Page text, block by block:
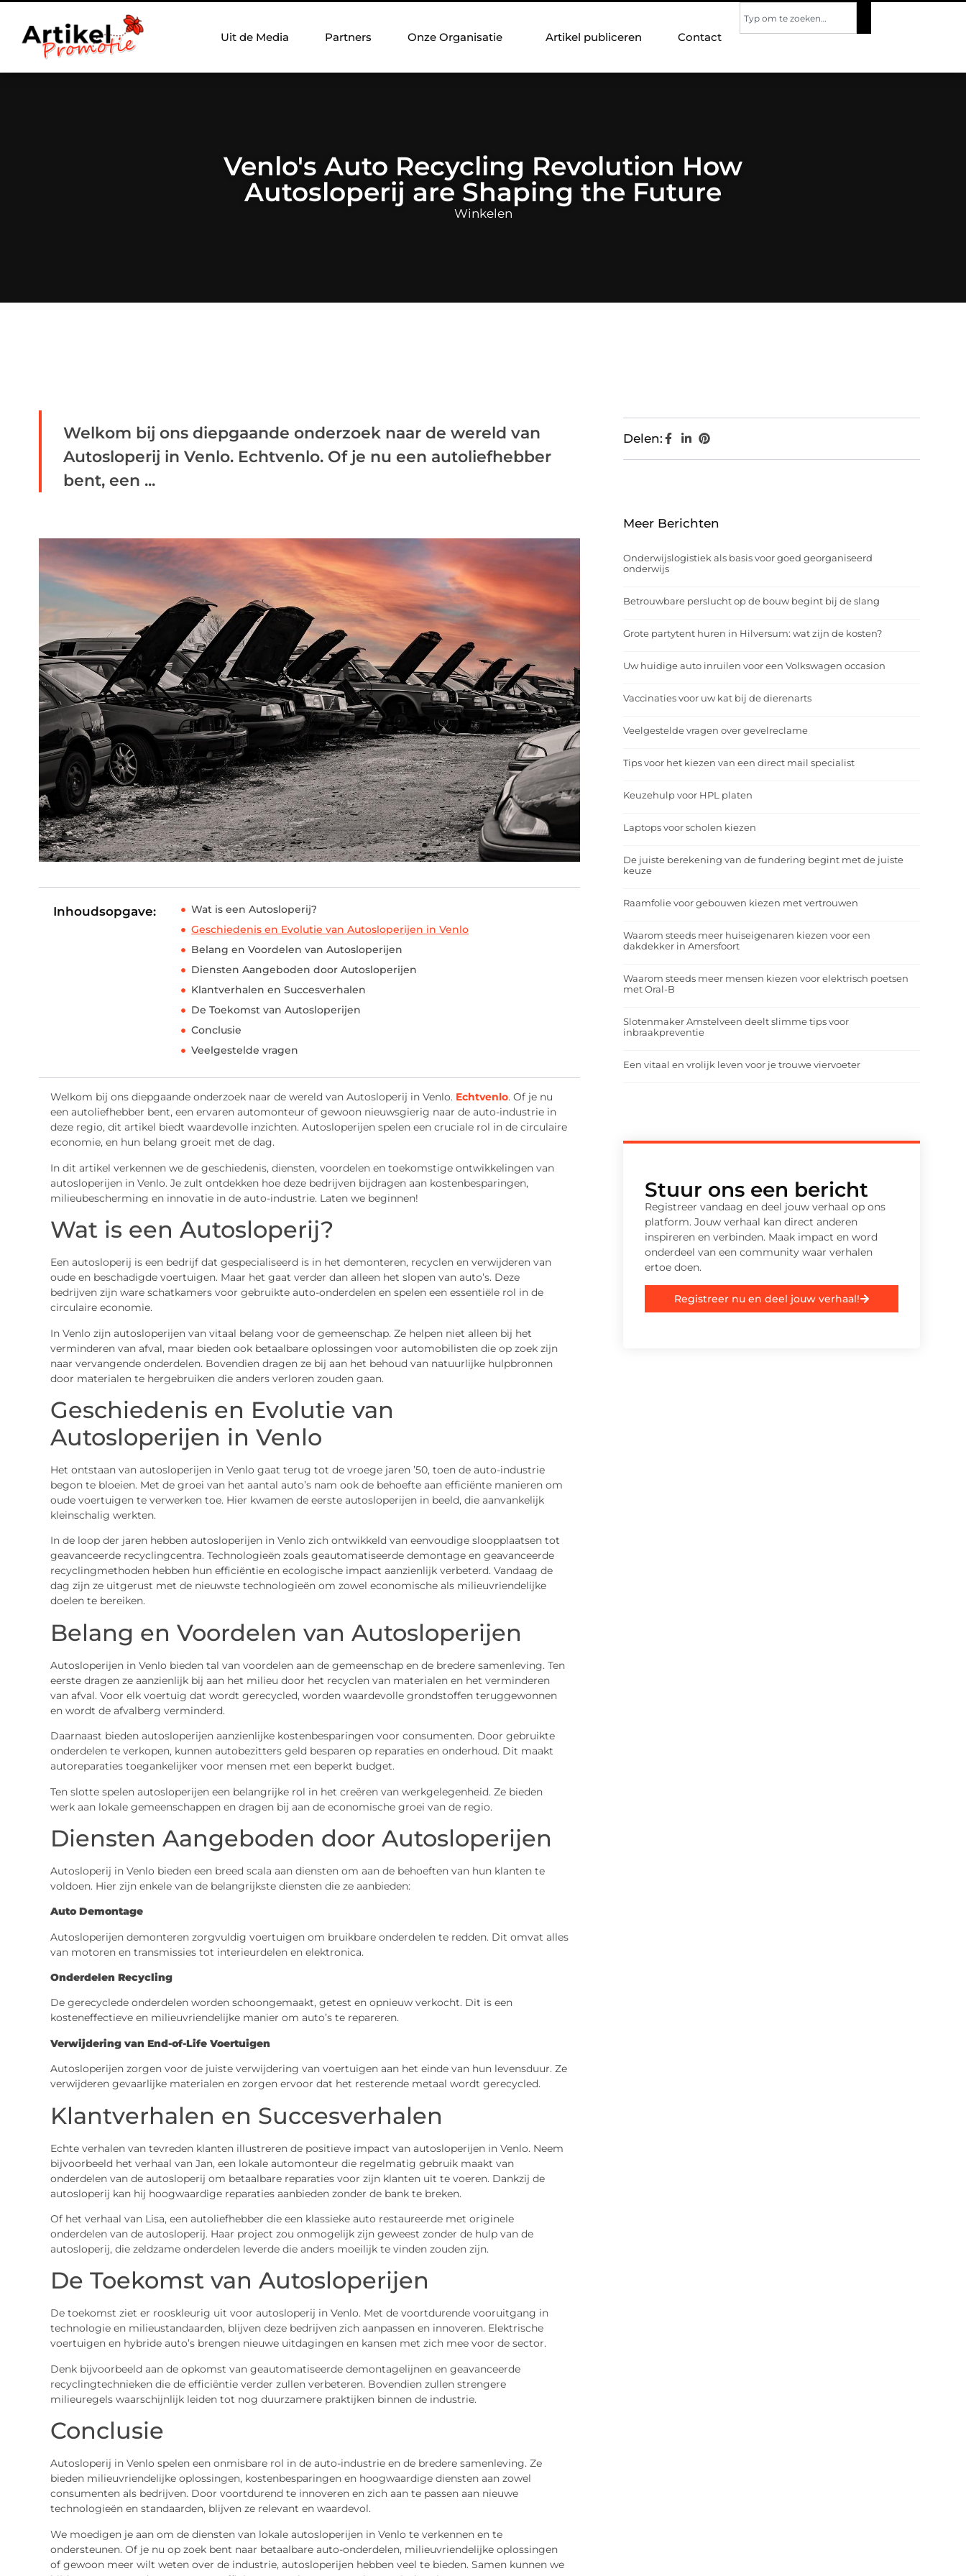
Uit de Media Partners Onze Organisatie Artikel publiceren Contact
Venlo's Auto Recycling Revolution How
Autosloperij are Shaping the Future
Winkelen
Welkom bij ons diepgaande onderzoek naar de wereld van
Autosloperij in Venlo. Echtvenlo. Of je nu een autoliefhebber
bent, een ...
Inhoudsopgave:
Wat is een Autosloperij?
Geschiedenis en Evolutie van Autosloperijen in Venlo
Belang en Voordelen van Autosloperijen
Diensten Aangeboden door Autosloperijen
Klantverhalen en Succesverhalen
De Toekomst van Autosloperijen
Conclusie
Veelgestelde vragen
Welkom bij ons diepgaande onderzoek naar de wereld van Autosloperij in Venlo. Echtvenlo. Of je nu
een autoliefhebber bent, een ervaren automonteur of gewoon nieuwsgierig naar de auto-industrie in
deze regio, dit artikel biedt waardevolle inzichten. Autosloperijen spelen een cruciale rol in de circulaire
economie, en hun belang groeit met de dag.
In dit artikel verkennen we de geschiedenis, diensten, voordelen en toekomstige ontwikkelingen van
autosloperijen in Venlo. Je zult ontdekken hoe deze bedrijven bijdragen aan kostenbesparingen,
milieubescherming en innovatie in de auto-industrie. Laten we beginnen!
Wat is een Autosloperij?
Een autosloperij is een bedrijf dat gespecialiseerd is in het demonteren, recyclen en verwijderen van
oude en beschadigde voertuigen. Maar het gaat verder dan alleen het slopen van auto’s. Deze
bedrijven zijn ware schatkamers voor gebruikte auto-onderdelen en spelen een essentiële rol in de
circulaire economie.
In Venlo zijn autosloperijen van vitaal belang voor de gemeenschap. Ze helpen niet alleen bij het
verminderen van afval, maar bieden ook betaalbare oplossingen voor automobilisten die op zoek zijn
naar vervangende onderdelen. Bovendien dragen ze bij aan het behoud van natuurlijke hulpbronnen
door materialen te hergebruiken die anders verloren zouden gaan.
Geschiedenis en Evolutie van
Autosloperijen in Venlo
Het ontstaan van autosloperijen in Venlo gaat terug tot de vroege jaren ’50, toen de auto-industrie
begon te bloeien. Met de groei van het aantal auto’s nam ook de behoefte aan efficiënte manieren om
oude voertuigen te verwerken toe. Hier kwamen de eerste autosloperijen in beeld, die aanvankelijk
kleinschalig werkten.
In de loop der jaren hebben autosloperijen in Venlo zich ontwikkeld van eenvoudige sloopplaatsen tot
geavanceerde recyclingcentra. Technologieën zoals geautomatiseerde demontage en geavanceerde
recyclingmethoden hebben hun efficiëntie en ecologische impact aanzienlijk verbeterd. Vandaag de
dag zijn ze uitgerust met de nieuwste technologieën om zowel economische als milieuvriendelijke
doelen te bereiken.
Belang en Voordelen van Autosloperijen
Autosloperijen in Venlo bieden tal van voordelen aan de gemeenschap en de bredere samenleving. Ten
eerste dragen ze aanzienlijk bij aan het milieu door het recyclen van materialen en het verminderen
van afval. Voor elk voertuig dat wordt gerecycled, worden waardevolle grondstoffen teruggewonnen
en wordt de afvalberg verminderd.
Daarnaast bieden autosloperijen aanzienlijke kostenbesparingen voor consumenten. Door gebruikte
onderdelen te verkopen, kunnen autobezitters geld besparen op reparaties en onderhoud. Dit maakt
autoreparaties toegankelijker voor mensen met een beperkt budget.
Ten slotte spelen autosloperijen een belangrijke rol in het creëren van werkgelegenheid. Ze bieden
werk aan lokale gemeenschappen en dragen bij aan de economische groei van de regio.
Diensten Aangeboden door Autosloperijen
Autosloperij in Venlo bieden een breed scala aan diensten om aan de behoeften van hun klanten te
voldoen. Hier zijn enkele van de belangrijkste diensten die ze aanbieden:
Auto Demontage
Autosloperijen demonteren zorgvuldig voertuigen om bruikbare onderdelen te redden. Dit omvat alles
van motoren en transmissies tot interieurdelen en elektronica.
Onderdelen Recycling
De gerecyclede onderdelen worden schoongemaakt, getest en opnieuw verkocht. Dit is een
kosteneffectieve en milieuvriendelijke manier om auto’s te repareren.
Verwijdering van End-of-Life Voertuigen
Autosloperijen zorgen voor de juiste verwijdering van voertuigen aan het einde van hun levensduur. Ze
verwijderen gevaarlijke materialen en zorgen ervoor dat het resterende metaal wordt gerecycled.
Klantverhalen en Succesverhalen
Echte verhalen van tevreden klanten illustreren de positieve impact van autosloperijen in Venlo. Neem
bijvoorbeeld het verhaal van Jan, een lokale automonteur die regelmatig gebruik maakt van
onderdelen van de autosloperij om betaalbare reparaties voor zijn klanten uit te voeren. Dankzij de
autosloperij kan hij hoogwaardige reparaties aanbieden zonder de bank te breken.
Of het verhaal van Lisa, een autoliefhebber die een klassieke auto restaureerde met originele
onderdelen van de autosloperij. Haar project zou onmogelijk zijn geweest zonder de hulp van de
autosloperij, die zeldzame onderdelen leverde die anders moeilijk te vinden zouden zijn.
De Toekomst van Autosloperijen
De toekomst ziet er rooskleurig uit voor autosloperij in Venlo. Met de voortdurende vooruitgang in
technologie en milieustandaarden, blijven deze bedrijven zich aanpassen en innoveren. Elektrische
voertuigen en hybride auto’s brengen nieuwe uitdagingen en kansen met zich mee voor de sector.
Denk bijvoorbeeld aan de opkomst van geautomatiseerde demontagelijnen en geavanceerde
recyclingtechnieken die de efficiëntie verder zullen verbeteren. Bovendien zullen strengere
milieuregels waarschijnlijk leiden tot nog duurzamere praktijken binnen de industrie.
Conclusie
Autosloperij in Venlo spelen een onmisbare rol in de auto-industrie en de bredere samenleving. Ze
bieden milieuvriendelijke oplossingen, kostenbesparingen en hoogwaardige diensten aan zowel
consumenten als bedrijven. Door voortdurend te innoveren en zich aan te passen aan nieuwe
technologieën en standaarden, blijven ze relevant en waardevol.
We moedigen je aan om de diensten van lokale autosloperijen in Venlo te verkennen en te
ondersteunen. Of je nu op zoek bent naar betaalbare auto-onderdelen, milieuvriendelijke oplossingen
of gewoon meer wilt weten over de industrie, autosloperijen hebben veel te bieden. Samen kunnen we
Delen:
Meer Berichten
Onderwijslogistiek als basis voor goed georganiseerd
onderwijs
Betrouwbare perslucht op de bouw begint bij de slang
Grote partytent huren in Hilversum: wat zijn de kosten?
Uw huidige auto inruilen voor een Volkswagen occasion
Vaccinaties voor uw kat bij de dierenarts
Veelgestelde vragen over gevelreclame
Tips voor het kiezen van een direct mail specialist
Keuzehulp voor HPL platen
Laptops voor scholen kiezen
De juiste berekening van de fundering begint met de juiste
keuze
Raamfolie voor gebouwen kiezen met vertrouwen
Waarom steeds meer huiseigenaren kiezen voor een
dakdekker in Amersfoort
Waarom steeds meer mensen kiezen voor elektrisch poetsen
met Oral-B
Slotenmaker Amstelveen deelt slimme tips voor
inbraakpreventie
Een vitaal en vrolijk leven voor je trouwe viervoeter
Stuur ons een bericht
Registreer vandaag en deel jouw verhaal op ons
platform. Jouw verhaal kan direct anderen
inspireren en verbinden. Maak impact en word
onderdeel van een community waar verhalen
ertoe doen.
Registreer nu en deel jouw verhaal!